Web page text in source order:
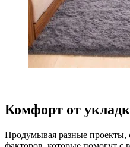
Комфорт от
Продумывая разные проекты,